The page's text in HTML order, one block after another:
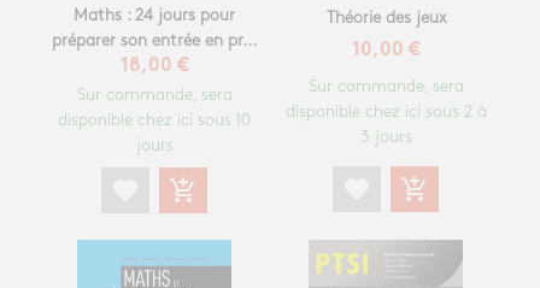
Maths : 24 jours pour
préparer son entrée en pr...
18,00 €
Sur commande, sera
disponible chez ici sous 10
jours
add_shopping_cart
Théorie des jeux
10,00 €
Sur commande, sera
disponible chez ici sous 2 à
3 jours
add_shopping_cart